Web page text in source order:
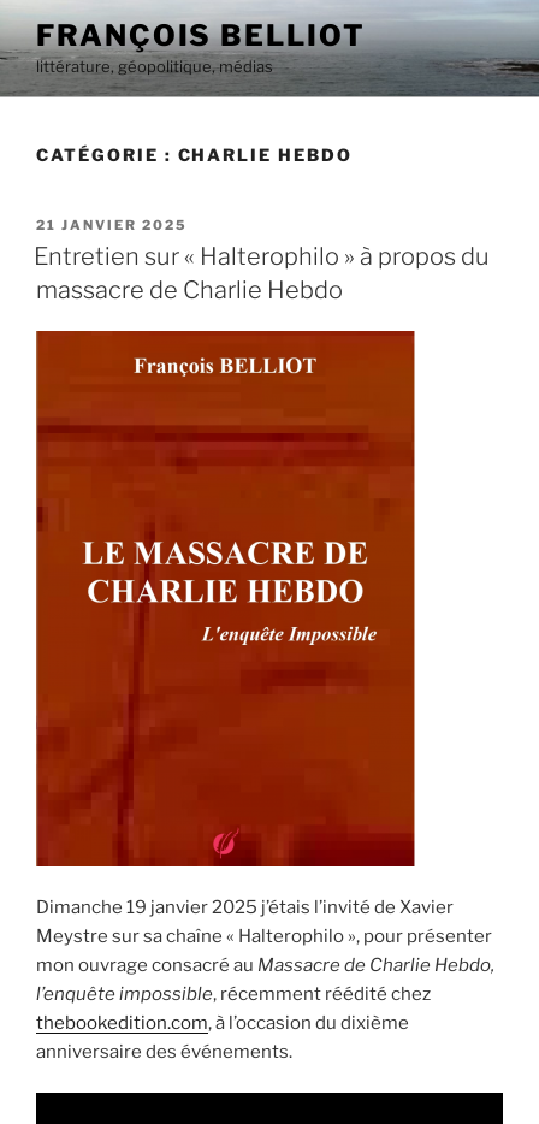
Aller
au
contenu
principal
FRANÇOIS BELLIOT
littérature, géopolitique, médias
CATÉGORIE : CHARLIE HEBDO
PUBLIÉ
LE
21 JANVIER 2025
Entretien sur « Halterophilo » à propos du
massacre de Charlie Hebdo
Dimanche 19 janvier 2025 j’étais l’invité de Xavier
Meystre sur sa chaîne « Halterophilo », pour présenter
mon ouvrage consacré au Massacre de Charlie Hebdo,
l’enquête impossible, récemment réédité chez
thebookedition.com, à l’occasion du dixième
anniversaire des événements.